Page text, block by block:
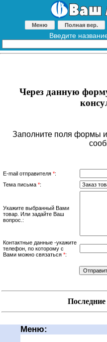
Меню Полная вер.
Введите
Через данную
Заполните поля формы и
E-mail отправителя *:
Тема письма *:
Укажите выбранный Вами
товар. Или задайте Ваш
вопрос.:
Контактные данные -укажите
телефон, по которому с
Вами можно связаться *:
Меню: